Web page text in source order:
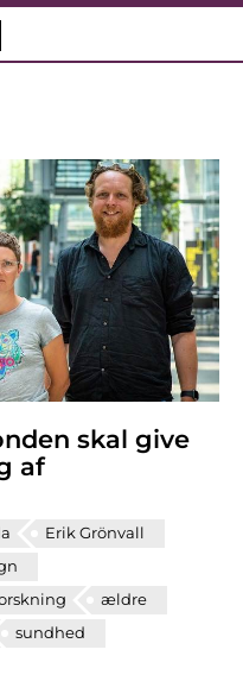
skal give
af
Erik Grönvall
ældre
sundhed